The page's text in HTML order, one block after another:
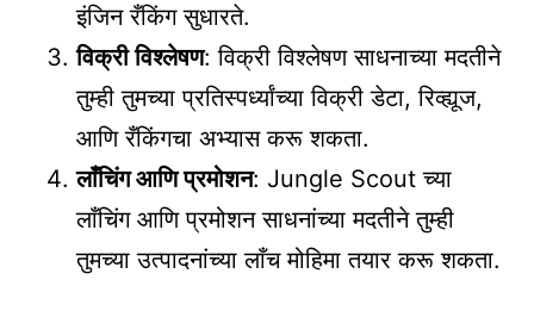
इंजिन रँकिंग सुधारते.
विक्री विश्लेषण: विक्री विश्लेषण साधनाच्या मदतीने
तुम्ही तुमच्या प्रतिस्पर्ध्यांच्या विक्री डेटा, रिव्ह्यूज,
आणि रँकिंगचा अभ्यास करू शकता.
लाँचिंग आणि प्रमोशन: Jungle Scout च्या
लाँचिंग आणि प्रमोशन साधनांच्या मदतीने तुम्ही
तुमच्या उत्पादनांच्या लाँच मोहिमा तयार करू शकता.